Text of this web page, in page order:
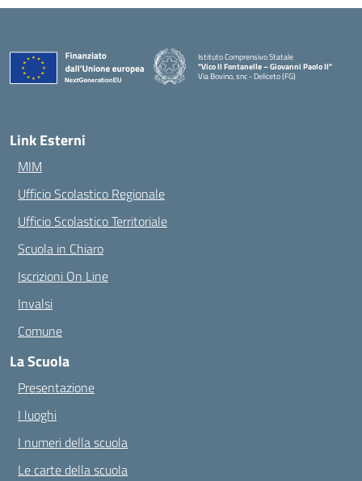
Istituto Comprensivo Statale
"Vico II Fontanelle – Giovanni Paolo II"
Via Bovino, snc - Deliceto (FG)
Link Esterni
MIM
Ufficio Scolastico Regionale
Ufficio Scolastico Territoriale
Scuola in Chiaro
Iscrizioni On Line
Invalsi
Comune
La Scuola
Presentazione
I luoghi
I numeri della scuola
Le carte della scuola